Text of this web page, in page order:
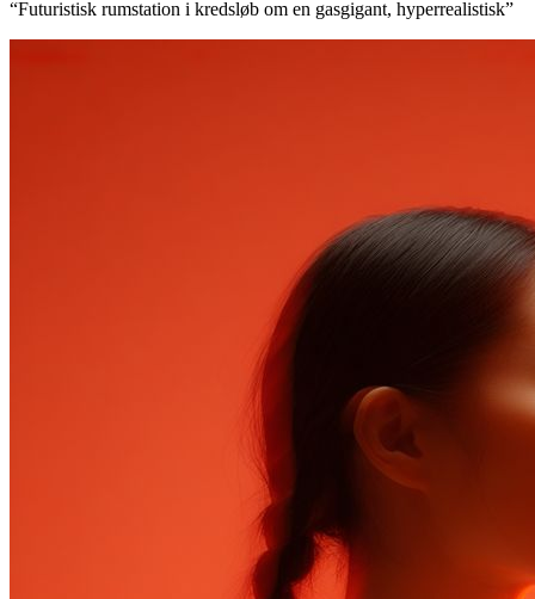
“Futuristisk rumstation i kredsløb om en gasgigant, hyperrealistisk”